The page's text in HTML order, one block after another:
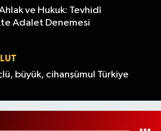
ve Hukuk: Tevhidî
Adalet Denemesi
büyük, cihanşümul Türkiye